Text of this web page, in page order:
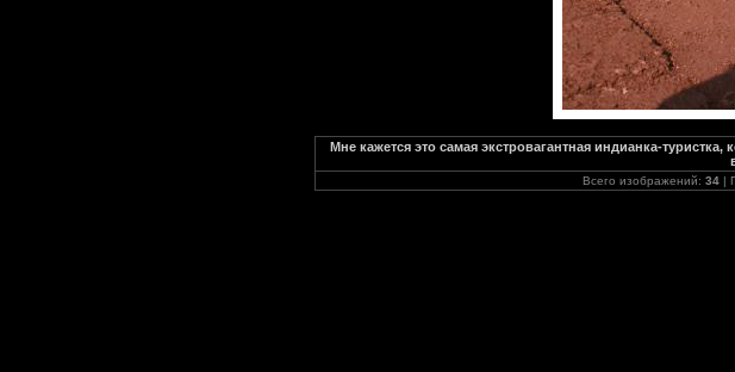
Мне кажется это самая экстровагантная индианка-
Всего изображений: 34 |